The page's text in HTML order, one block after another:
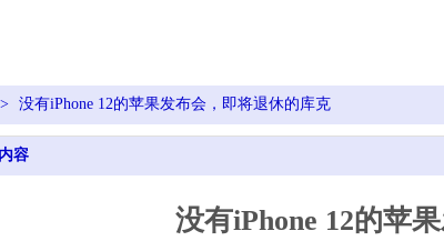
没有iPhone 12的苹果发布会，即将退休的库克
容
没有iPhone 12的苹